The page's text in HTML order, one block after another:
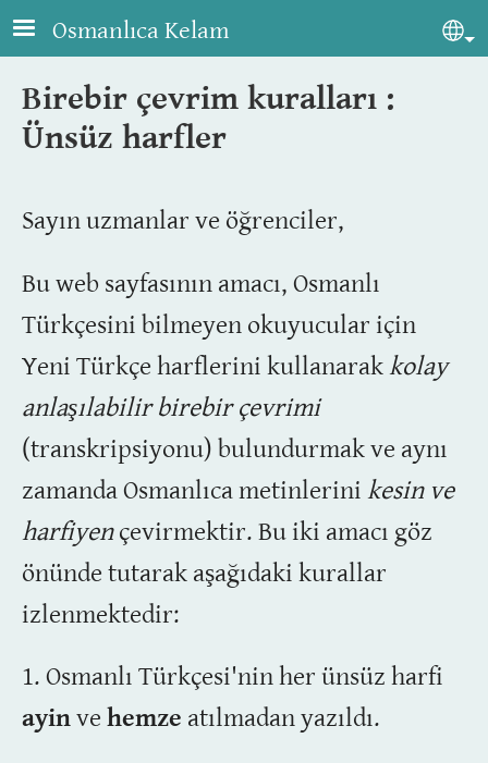
Skip to main content
Osmanlıca Kelam
Birebir çevrim kuralları :
Ünsüz harfler
Sayın uzmanlar ve öğrenciler,
Bu web sayfasının amacı, Osmanlı
Türkçesini bilmeyen okuyucular için
Yeni Türkçe harflerini kullanarakkolay
anlaşılabilir birebir çevrimi
(transkripsiyonu) bulundurmak ve aynı
zamanda Osmanlıca metinlerini kesin ve
harfiyençevirmektir. Bu iki amacı göz
önünde tutarak aşağıdaki kurallar
izlenmektedir:
1. Osmanlı Türkçesi'nin her ünsüz harfi
ayinve hemze atılmadan yazıldı.